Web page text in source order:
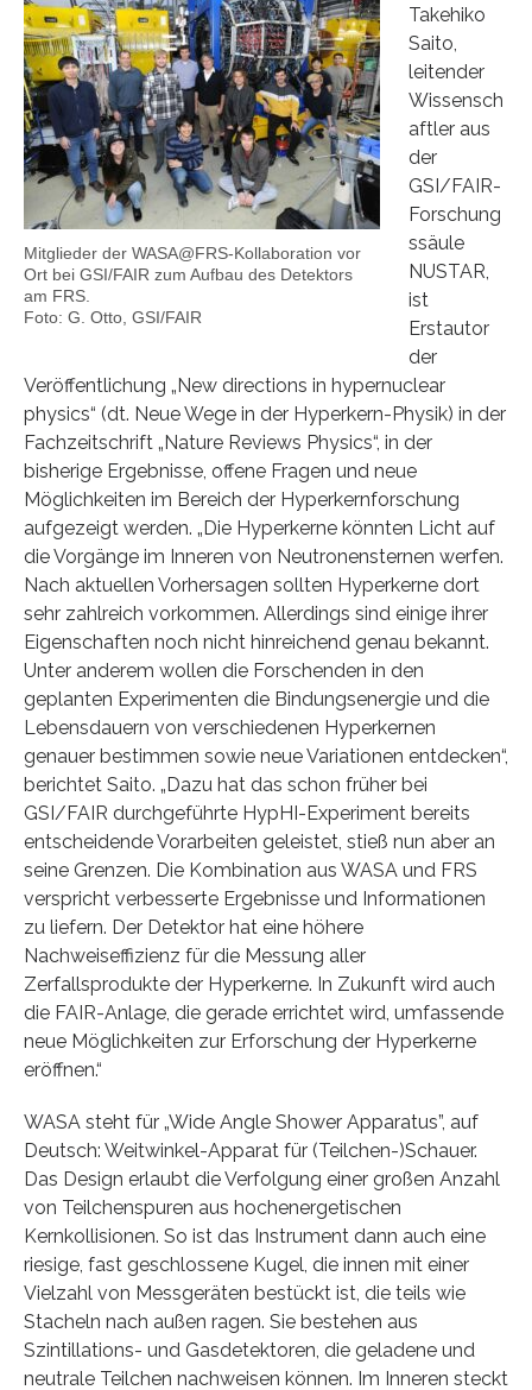
Mitglieder der WASA@FRS-Kollaboration vor
Ort bei GSI/FAIR zum Aufbau des Detektors
am FRS.
Foto: G. Otto, GSI/FAIR
Takehiko
Saito,
leitender
Wissensch
aftler aus
der
GSI/FAIR-
Forschung
ssäule
NUSTAR,
ist
Erstautor
der
Veröffentlichung „New directions in hypernuclear
physics“ (dt. Neue Wege in der Hyperkern-Physik) in der
Fachzeitschrift „Nature Reviews Physics“, in der
bisherige Ergebnisse, offene Fragen und neue
Möglichkeiten im Bereich der Hyperkernforschung
aufgezeigt werden. „Die Hyperkerne könnten Licht auf
die Vorgänge im Inneren von Neutronensternen werfen.
Nach aktuellen Vorhersagen sollten Hyperkerne dort
sehr zahlreich vorkommen. Allerdings sind einige ihrer
Eigenschaften noch nicht hinreichend genau bekannt.
Unter anderem wollen die Forschenden in den
geplanten Experimenten die Bindungsenergie und die
Lebensdauern von verschiedenen Hyperkernen
genauer bestimmen sowie neue Variationen entdecken“,
berichtet Saito. „Dazu hat das schon früher bei
GSI/FAIR durchgeführte HypHI-Experiment bereits
entscheidende Vorarbeiten geleistet, stieß nun aber an
seine Grenzen. Die Kombination aus WASA und FRS
verspricht verbesserte Ergebnisse und Informationen
zu liefern. Der Detektor hat eine höhere
Nachweiseffizienz für die Messung aller
Zerfallsprodukte der Hyperkerne. In Zukunft wird auch
die FAIR-Anlage, die gerade errichtet wird, umfassende
neue Möglichkeiten zur Erforschung der Hyperkerne
eröffnen.“
WASA steht für „Wide Angle Shower Apparatus”, auf
Deutsch: Weitwinkel-Apparat für (Teilchen-)Schauer.
Das Design erlaubt die Verfolgung einer großen Anzahl
von Teilchenspuren aus hochenergetischen
Kernkollisionen. So ist das Instrument dann auch eine
riesige, fast geschlossene Kugel, die innen mit einer
Vielzahl von Messgeräten bestückt ist, die teils wie
Stacheln nach außen ragen. Sie bestehen aus
Szintillations- und Gasdetektoren, die geladene und
neutrale Teilchen nachweisen können. Im Inneren steckt